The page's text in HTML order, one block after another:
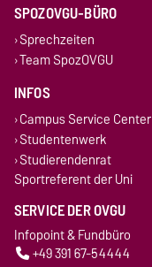
SPOZOVGU-BÜRO
Sprechzeiten
Team SpozOVGU
INFOS
Campus Service Center
Studentenwerk
Studierendenrat
Sportreferent der Uni
SERVICE DER OVGU
Infopoint & Fundbüro
+49 391 67-54444